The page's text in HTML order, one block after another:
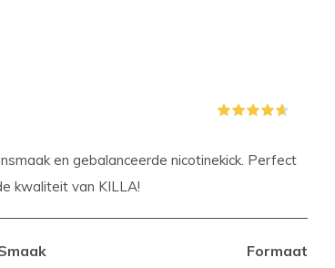
en gebalanceerde nicotinekick. Perfect
kwaliteit van KILLA!
Formaat